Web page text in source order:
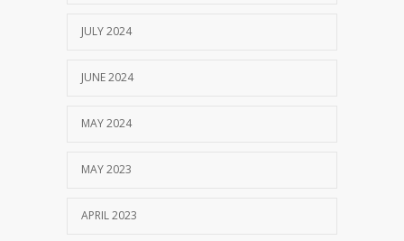
JULY 2024
JUNE 2024
MAY 2024
MAY 2023
APRIL 2023